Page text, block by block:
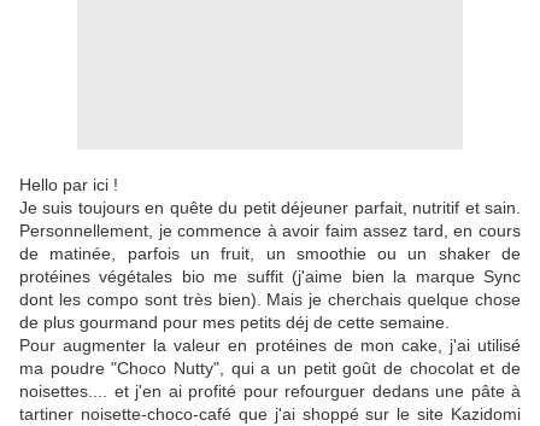
Hello par ici !
Je suis toujours en quête du petit déjeuner parfait, nutritif et sain.
Personnellement, je commence à avoir faim assez tard, en cours
de matinée, parfois un fruit, un smoothie ou un shaker de
protéines végétales bio me suffit (j'aime bien la marque Sync
dont les compo sont très bien). Mais je cherchais quelque chose
de plus gourmand pour mes petits déj de cette semaine.
Pour augmenter la valeur en protéines de mon cake, j'ai utilisé
ma poudre "Choco Nutty", qui a un petit goût de chocolat et de
noisettes.... et j'en ai profité pour refourguer dedans une pâte à
tartiner noisette-choco-café que j'ai shoppé sur le site Kazidomi